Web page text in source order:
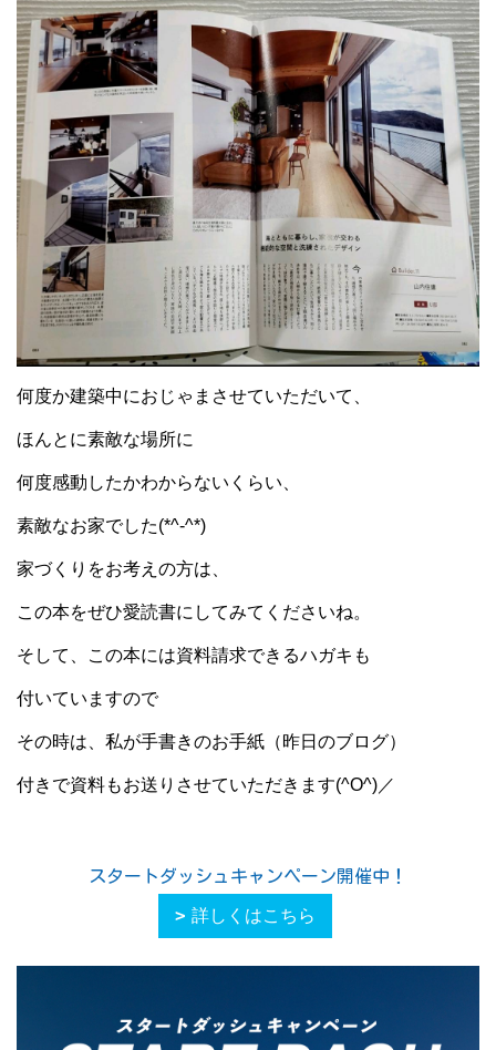
何度か建築中におじゃまさせていただいて、
ほんとに素敵な場所に
何度感動したかわからないくらい、
素敵なお家でした(*^-^*)
家づくりをお考えの方は、
この本をぜひ愛読書にしてみてくださいね。
そして、この本には資料請求できるハガキも
付いていますので
その時は、私が手書きのお手紙（昨日のブログ）
付きで資料もお送りさせていただきます(^O^)／
スタートダッシュキャンペーン開催中！
詳しくはこちら